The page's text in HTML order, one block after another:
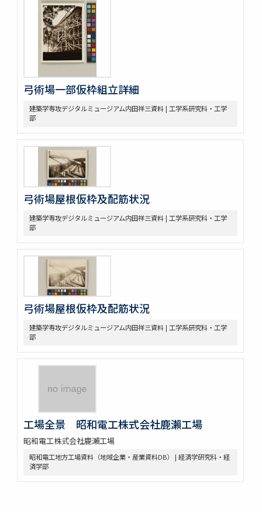
弓術場一部仮枠組立詳細
建築学専攻デジタルミュージアム内田祥三資料 | 工学系研究科・工学
部
弓術場屋根仮枠及配筋状況
建築学専攻デジタルミュージアム内田祥三資料 | 工学系研究科・工学
部
弓術場屋根仮枠及配筋状況
建築学専攻デジタルミュージアム内田祥三資料 | 工学系研究科・工学
部
工場全景 昭和電工株式会社鹿瀨工場
昭和電工株式会社鹿瀨工場
昭和電工地方工場資料（地域企業・産業資料DB） | 経済学研究科・経
済学部